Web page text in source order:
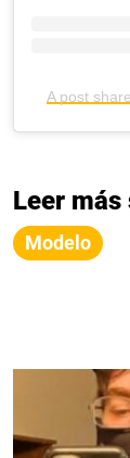
A post
Leer más
Modelo